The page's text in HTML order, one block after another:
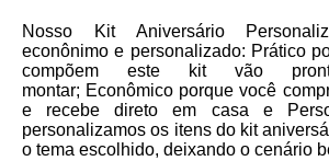
Nosso Kit Aniversário
econônimo e personalizado: Prático
compõem este kit vão
montar; Econômico porque você
e recebe direto em casa e
personalizamos os itens do kit
o tema escolhido, deixando o cenário